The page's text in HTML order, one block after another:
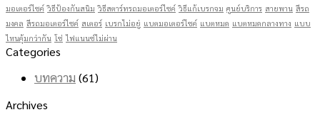
มอเตอร์ไซค์ วิธีป้องกันสนิม วิธีสตาร์ทรถมอเตอร์ไซค์ วิธีแก้เบรกจม ศูนย์บริการ สายพาน สีรถ
มงคล สีรถมอเตอร์ไซค์ สเตอร์ เบรกไม่อยู่ แบตมอเตอร์ไซค์ แบตหมด แบตหมดกลางทาง แบบ
ไหนคุ้มกว่ากัน โซ่ ไฟแนนซ์ไม่ผ่าน
Categories
บทความ (61)
Archives